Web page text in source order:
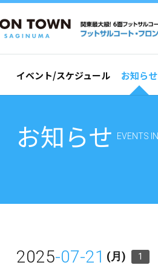
イベント/スケジュール お知らせ
お知らせ EVENTS
2025-07-21 (月) 1